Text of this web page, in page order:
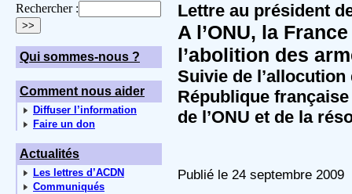
Rechercher :
Qui sommes-nous ?
Comment nous aider
Diffuser l’information
Faire un don
Actualités
Les lettres d’ACDN
Communiqués
Lettre au président
A l’ONU, la
l’abolition des
Suivie de
République
de l’ONU et de la
Publié le 24 septembre 2009